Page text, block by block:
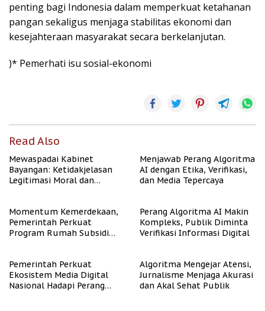
penting bagi Indonesia dalam memperkuat ketahanan
pangan sekaligus menjaga stabilitas ekonomi dan
kesejahteraan masyarakat secara berkelanjutan.
)* Pemerhati isu sosial-ekonomi
Read Also
Mewaspadai Kabinet
Bayangan: Ketidakjelasan
Legitimasi Moral dan
Menjawab Perang Algoritma
AI dengan Etika, Verifikasi,
dan Media Tepercaya
Momentum Kemerdekaan,
Pemerintah Perkuat
Program Rumah Subsidi
Perang Algoritma AI Makin
Kompleks, Publik Diminta
Verifikasi Informasi Digital
Pemerintah Perkuat
Ekosistem Media Digital
Nasional Hadapi Perang
Algoritma Mengejar Atensi,
Jurnalisme Menjaga Akurasi
dan Akal Sehat Publik